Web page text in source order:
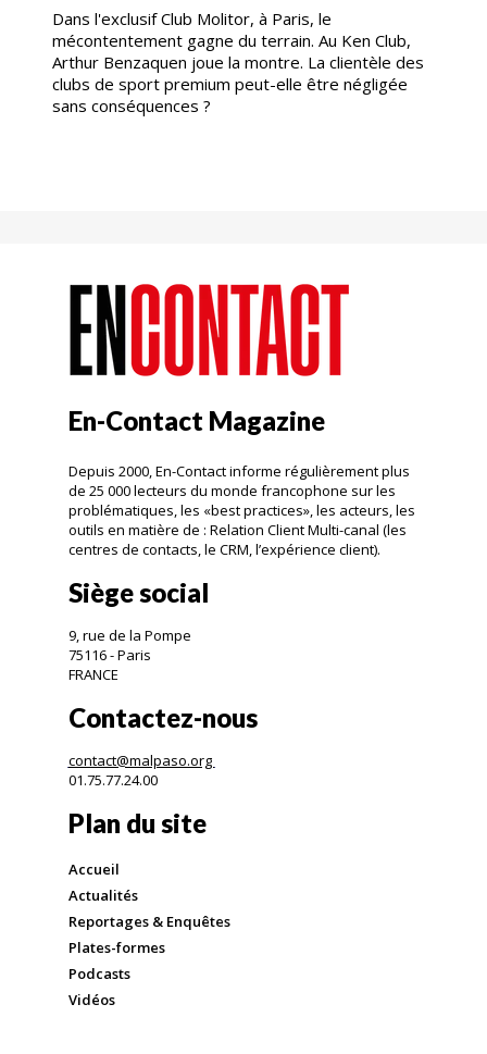
Dans l'exclusif Club Molitor, à Paris, le
mécontentement gagne du terrain. Au Ken Club,
Arthur Benzaquen joue la montre. La clientèle des
clubs de sport premium peut-elle être négligée
sans conséquences ?
En-Contact Magazine
Depuis 2000, En-Contact informe régulièrement plus
de 25 000 lecteurs du monde francophone sur les
problématiques, les «best practices», les acteurs, les
outils en matière de : Relation Client Multi-canal (les
centres de contacts, le CRM, l’expérience client).
Siège social
9, rue de la Pompe
75116 - Paris
FRANCE
Contactez-nous
contact@malpaso.org
01.75.77.24.00
Plan du site
Accueil
Actualités
Reportages & Enquêtes
Plates-formes
Podcasts
Vidéos